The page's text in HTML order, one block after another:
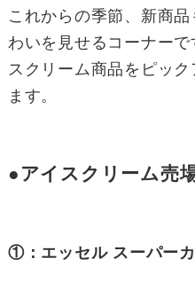
これからの季節、新商
わいを見せるコーナー
スクリーム商品をピッ
ます。
●アイスクリーム売
①：エッセル スーパー